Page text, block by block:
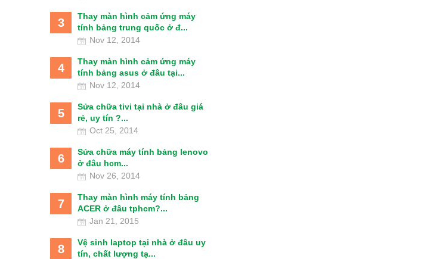
3
Thay màn hình cảm ứng máy
tính bảng trung quốc ở đ...
Nov 12, 2014
4
Thay màn hình cảm ứng máy
tính bảng asus ở đâu tại...
Nov 12, 2014
5
Sửa chữa tivi tại nhà ở đâu giá
rẻ, uy tín ?...
Oct 25, 2014
6
Sửa chữa máy tính bảng lenovo
ở đâu hcm...
Nov 26, 2014
7
Thay màn hình máy tính bảng
ACER ở đâu tphcm?...
Jan 21, 2015
8
Vệ sinh laptop tại nhà ở đâu uy
tín, chất lượng tạ...